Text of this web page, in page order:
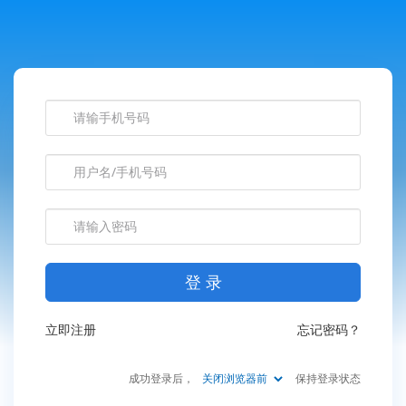
山东省青岛第二十中学(青岛经济职业
登 录
忘记密码？
立即注册
成功登录后， 保持登录状态